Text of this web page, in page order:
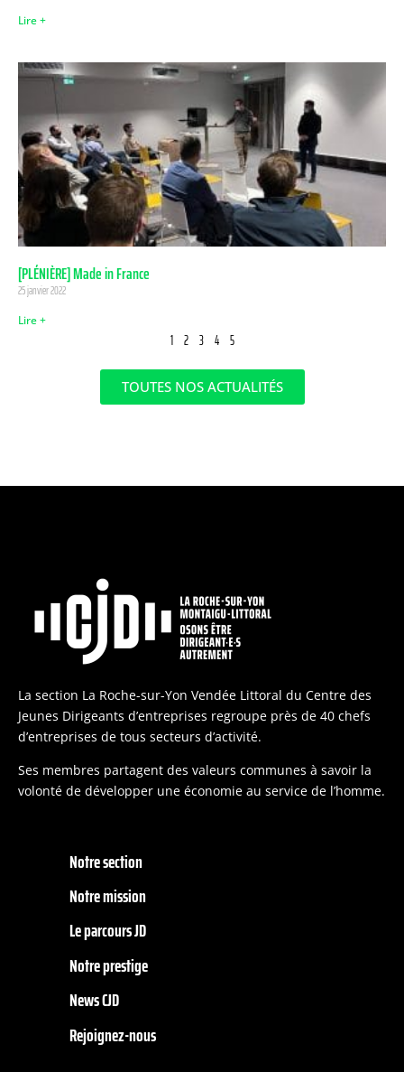
Lire +
[PLÉNIÈRE] Made in France
25 janvier 2022
Lire +
1 2 3 4 5
TOUTES NOS ACTUALITÉS
La section La Roche-sur-Yon Vendée Littoral du Centre des
Jeunes Dirigeants d’entreprises regroupe près de 40 chefs
d’entreprises de tous secteurs d’activité.
Ses membres partagent des valeurs communes à savoir la
volonté de développer une économie au service de l’homme.
Notre section
Notre mission
Le parcours JD
Notre prestige
News CJD
Rejoignez-nous